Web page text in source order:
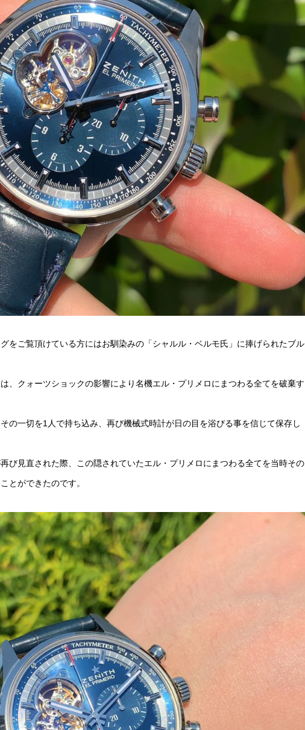
をご覧頂けている方にはお馴染みの「シャルル・ベルモ氏」に捧げられたブル
、クォーツショックの影響により名機エル・プリメロにまつわる全てを破棄す
の一切を1人で持ち込み、再び機械式時計が日の目を浴びる事を信じて保存し
び見直された際、この隠されていたエル・プリメロにまつわる全てを当時その
とができたのです。